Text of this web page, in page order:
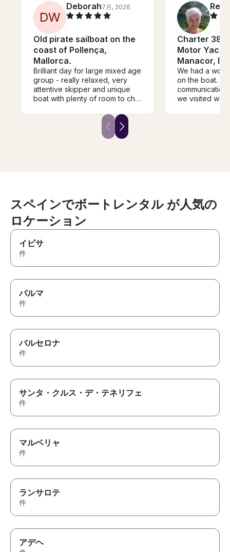
DW
Deborah7月, 2026
Old pirate sailboat on the
coast of Pollença,
Mallorca.
Brilliant day for large mixed age
group - really relaxed, very
attentive skipper and unique
boat with plenty of room to chill
personal than soulless
motorboat or crowded party
boats that came past. Visit from
Charter 38'
Motor Yacht
Manacor,
We had a
on the boat.
we visited
スペインでボートレンタル が人気の
ロケーション
イビサ
件
パルマ
件
バルセロナ
件
サンタ・クルス・デ・テネリフェ
件
マルベリャ
件
ランサロテ
件
アデヘ